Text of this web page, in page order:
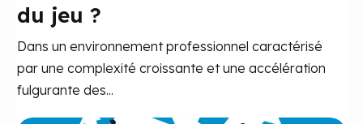
du jeu ?
Dans un environnement professionnel caractérisé
par une complexité croissante et une accélération
fulgurante des...